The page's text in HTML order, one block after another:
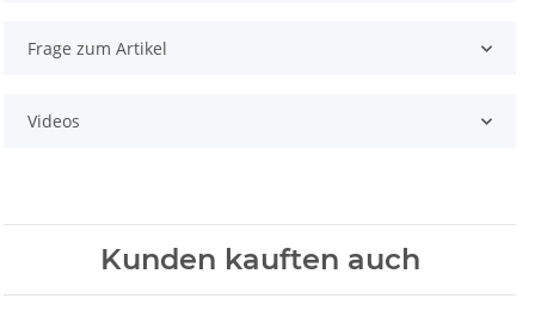
Frage zum Artikel
Videos
Kunden kauften auch